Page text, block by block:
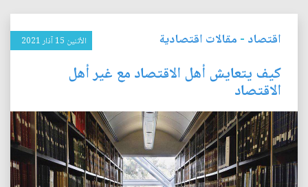
اقتصاد - مقالات اقتصادية الأثنين 15 آذار 2021
كيف يتعايش أهل الاقتصاد مع غير أهل
الاقتصاد